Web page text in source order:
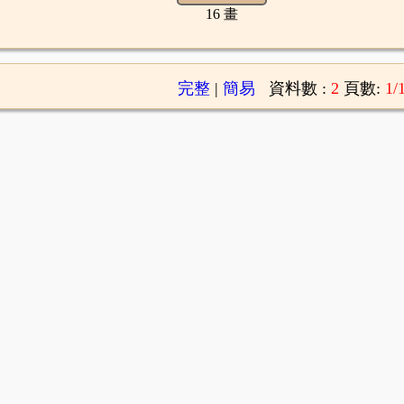
16 畫
完整| 簡易 資料數 : 2 頁數: 1/